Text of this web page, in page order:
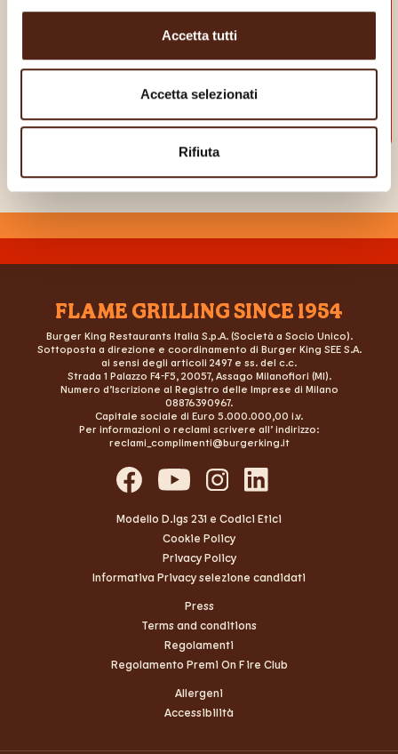
Accetta tutti
Accetta selezionati
Rifiuta
E goditi dei vantaggi da vero King!
FLAME GRILLING SINCE 1954
Burger King Restaurants Italia S.p.A. (Società a Socio Unico).
Sottoposta a direzione e coordinamento di Burger King SEE S.A.
ai sensi degli articoli 2497 e ss. del c.c.
Strada 1 Palazzo F4-F5, 20057, Assago Milanofiori (MI).
Numero d’Iscrizione al Registro delle Imprese di Milano
08876390967.
Capitale sociale di Euro 5.000.000,00 i.v.
Per informazioni o reclami scrivere all’ indirizzo:
reclami_complimenti@burgerking.it
Modello D.lgs 231 e Codici Etici
Cookie Policy
Privacy Policy
Informativa Privacy selezione candidati
Press
Terms and conditions
Regolamenti
Regolamento Premi On Fire Club
Allergeni
Accessibilità